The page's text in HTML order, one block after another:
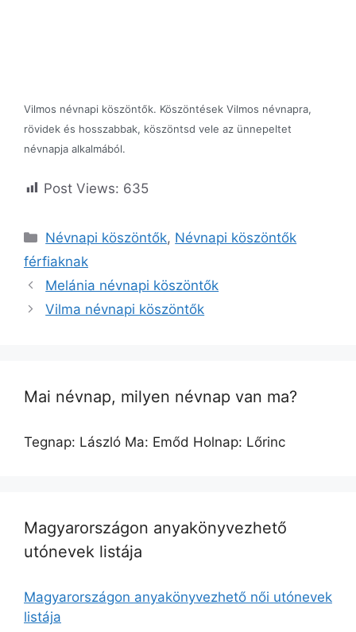
Vilmos névnapi köszöntők. Köszöntések Vilmos névnapra,
rövidek és hosszabbak, köszöntsd vele az ünnepeltet
névnapja alkalmából.
Post Views: 635
Kategória
Névnapi köszöntők, Névnapi köszöntők
férfiaknak
Melánia névnapi köszöntők
Vilma névnapi köszöntők
Mai névnap, milyen névnap van ma?
Tegnap: László Ma: Emőd Holnap: Lőrinc
Magyarországon anyakönyvezhető
utónevek listája
Magyarországon anyakönyvezhető női utónevek
listája